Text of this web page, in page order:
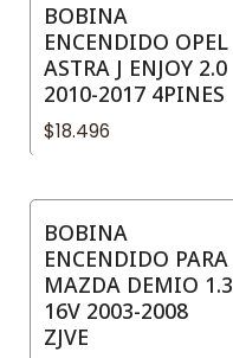
BOBINA
ENCENDIDO OPEL
ASTRA J ENJOY 2.0
2010-2017 4PINES
$18.496
BOBINA
ENCENDIDO PARA
MAZDA DEMIO 1.3
16V 2003-2008
ZJVE